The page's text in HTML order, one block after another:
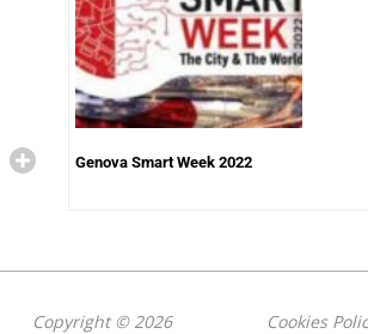
Genova Smart Week 2022
Copyright © 2026 Cookies